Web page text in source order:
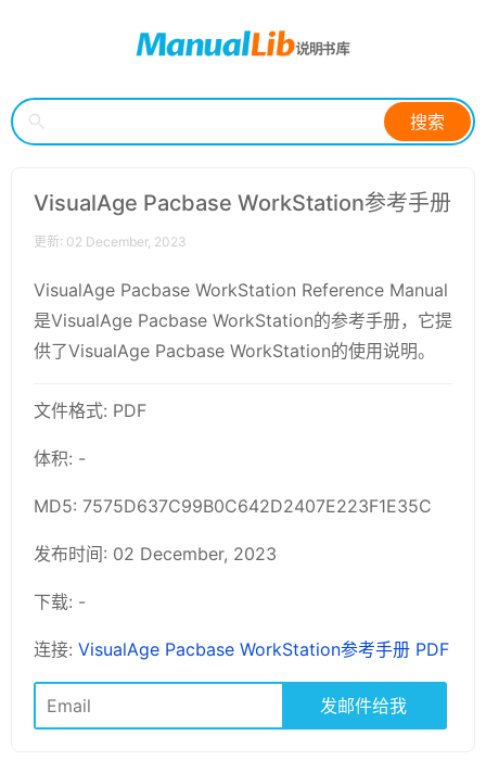
搜索
VisualAge Pacbase WorkStation参考手册
更新: 02 December, 2023
VisualAge Pacbase WorkStation Reference Manual
是VisualAge Pacbase WorkStation的参考手册，它提
供了VisualAge Pacbase WorkStation的使用说明。
文件格式: PDF
体积: -
MD5: 7575D637C99B0C642D2407E223F1E35C
发布时间: 02 December, 2023
下载: -
连接: VisualAge Pacbase WorkStation参考手册 PDF
发邮件给我